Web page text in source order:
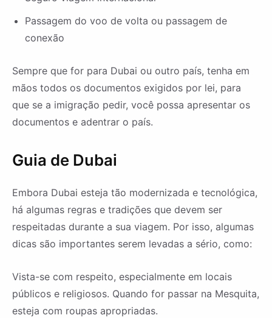
Passagem do voo de volta ou passagem de
conexão
Sempre que for para Dubai ou outro país, tenha em
mãos todos os documentos exigidos por lei, para
que se a imigração pedir, você possa apresentar os
documentos e adentrar o país.
Guia de Dubai
Embora Dubai esteja tão modernizada e tecnológica,
há algumas regras e tradições que devem ser
respeitadas durante a sua viagem. Por isso, algumas
dicas são importantes serem levadas a sério, como:
Vista-se com respeito, especialmente em locais
públicos e religiosos. Quando for passar na Mesquita,
esteja com roupas apropriadas.